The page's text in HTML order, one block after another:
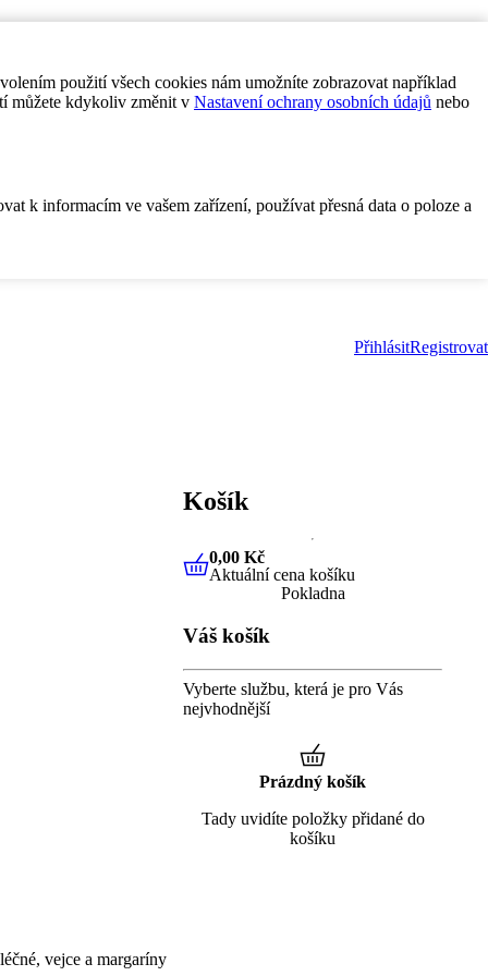
použití všech cookies nám umožníte zobrazovat například
můžete kdykoliv změnit v Nastavení ochrany osobních údajů nebo
k informacím ve vašem zařízení, používat přesná data o poloze a
PřihlásitRegistrovat
vejce a margaríny
Košík
0,00 KčAktuální cena košíku
0,00 Kč
Aktuální cena košíku
Pokladna
Váš košík
Vyberte službu, která je pro Vás
nejvhodnější
Prázdný košík
Tady uvidíte položky přidané do
košíku